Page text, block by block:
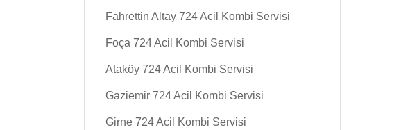
Fahrettin Altay 724 Acil Kombi Servisi
Foça 724 Acil Kombi Servisi
Ataköy 724 Acil Kombi Servisi
Gaziemir 724 Acil Kombi Servisi
Girne 724 Acil Kombi Servisi